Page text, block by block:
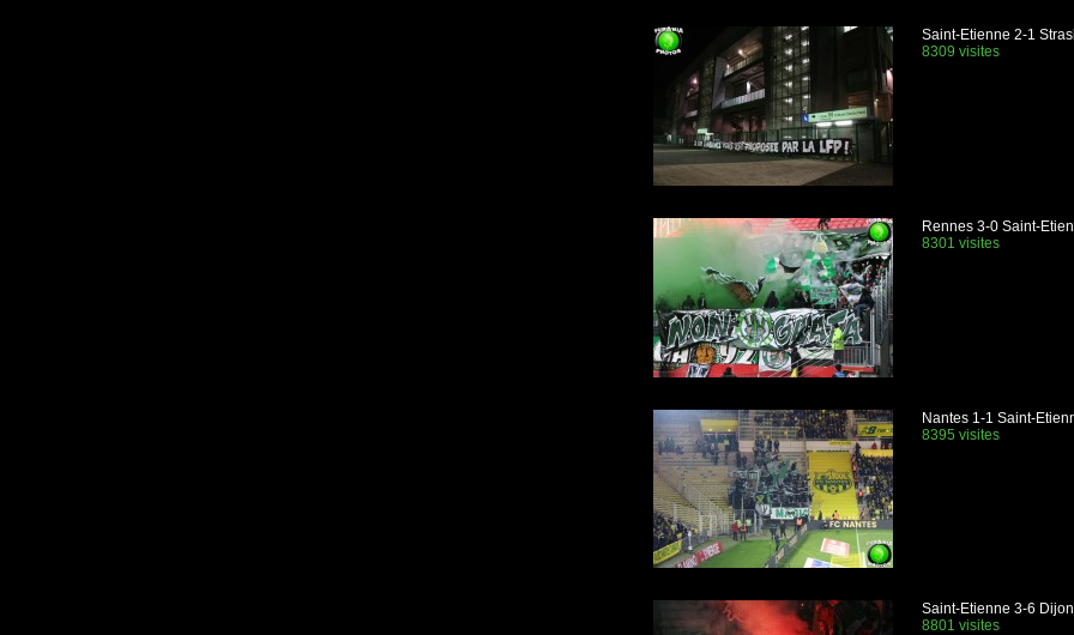
Saint-Etienne 2-1
8309 visites
Rennes 3-0 Saint-
8301 visites
Nantes 1-1 Saint-
8395 visites
Saint-Etienne 3-6
8801 visites